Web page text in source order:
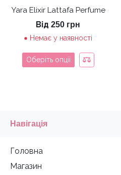
Yara Elixir Lattafa Perfume
Від 250 грн
Немає у наявності
Оберіть опції
Навігація
Головна
Магазин